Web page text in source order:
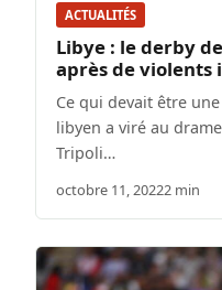
ACTUALITÉS
Libye : le derby
après de violents
Ce qui devait être
libyen a viré au
Tripoli…
octobre 11, 20222 min